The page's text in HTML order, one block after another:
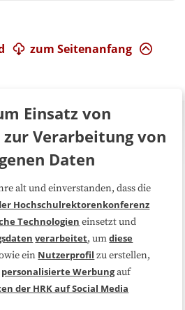
zum Seitenanfang
FAQ
Kooperationen
Impressum
Einsatz von
Verarbeitung von
Daten
alt und einverstanden, dass die
Hochschulrektorenkonferenz
Technologien einsetzt und
verarbeitet, umdiese
ein Nutzerprofil zu erstellen,
personalisierte Werbungauf
der HRK auf Social Media